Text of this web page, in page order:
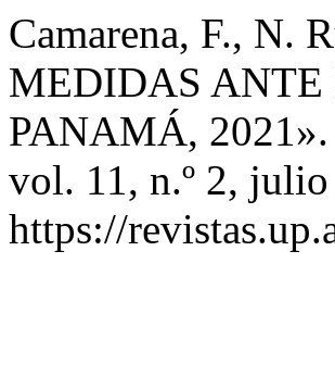
Camarena, F., N.
MEDIDAS ANTE
PANAMÁ, 2021».
vol. 11, n.º 2,
https://